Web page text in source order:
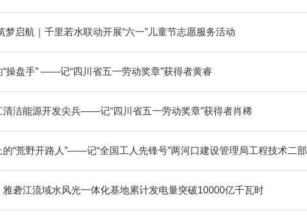
梦启航｜千里若水联动开展“六一”儿童节志愿服务活动
“操盘手” ——记“四川省五一劳动奖章”获得者黄睿
清洁能源开发尖兵——记“四川省五一劳动奖章”获得者肖稀
的“荒野开路人”——记“全国工人先锋号”两河口建设管理局工程技术二部
雅砻江流域水风光一体化基地累计发电量突破10000亿千瓦时